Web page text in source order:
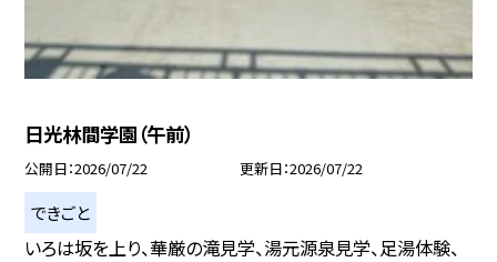
日光林間学園（午前）
公開日 2026/07/22 更新日 2026/07/22
できごと
いろは坂を上り、華厳の滝見学、湯元源泉見学、足湯体験、